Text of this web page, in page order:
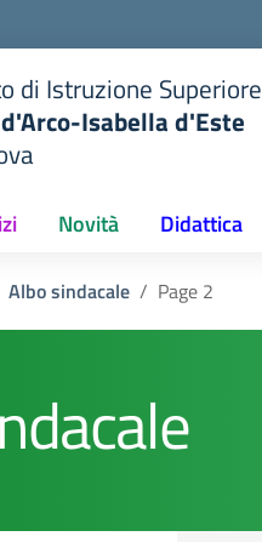
di Istruzione Superiore
Isabella d'Este
Novità Didattica
Albo sindacale Page 2